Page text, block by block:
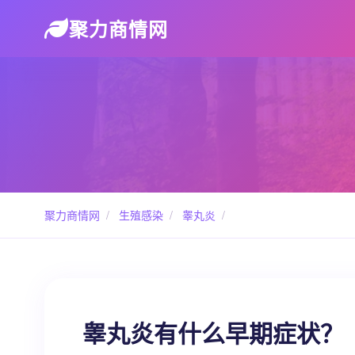
聚力商情网
聚力商情网 / 生殖感染 / 睾丸炎 /
睾丸炎有什么早期症状？